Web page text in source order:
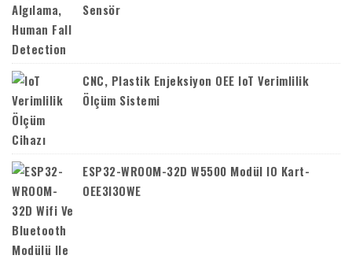
Sensör
CNC, Plastik Enjeksiyon OEE IoT Verimlilik
Ölçüm Sistemi
ESP32-WROOM-32D W5500 Modül IO Kart-
OEE3I3OWE